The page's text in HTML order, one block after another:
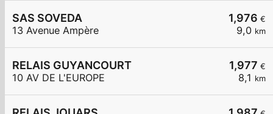
1,976 €
9,0 km
SAS SOVEDA
13 Avenue Ampère
1,977 €
8,1 km
RELAIS GUYANCOURT
10 AV DE L'EUROPE